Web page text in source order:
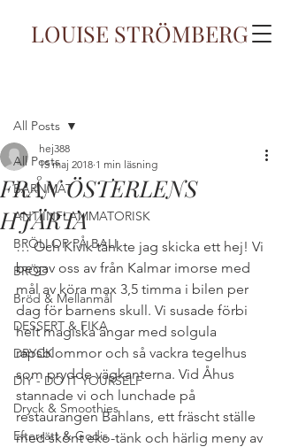
LOUISE STRÖMBERG
All Posts
BARNMAT
ANTIINFLAMMATORISK
BRÖLLOP PÅ BALI
BRÖD
Bröd & Mellanmål
DESSERT & FIKA
DRYCK
DIY - DO IT YOURSELF
Dryck & Smoothies
Efterrätt & Godis
All Posts
FRÅN ÖSTERLENS
HJÄRTA
hej388
15 maj 2018 1 min läsning
… Och Kivik tänkte jag skicka ett hej! Vi
begav oss av från Kalmar imorse med
mål av köra max 3,5 timma i bilen per
dag för barnens skull. Vi susade förbi
helt magiska ängar med solgula
rapsblommor och så vackra tegelhus
som prydde vägkanterna. Vid Åhus
stannade vi och lunchade på
restaurangen Bahlans, ett fräscht ställe
med skönt eko-tänk och härlig meny av